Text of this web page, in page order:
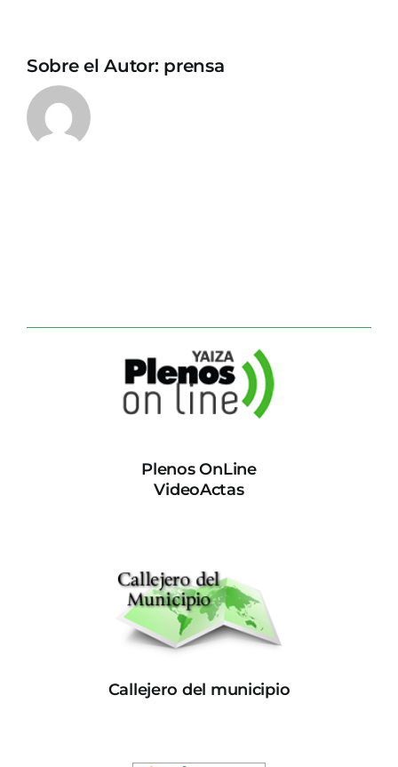
Sobre el Autor: prensa
Plenos OnLine
VideoActas
Callejero del municipio